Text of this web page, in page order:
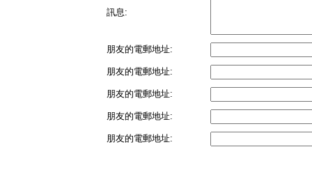
訊息:
朋友的電郵地址:
朋友的電郵地址:
朋友的電郵地址:
朋友的電郵地址:
朋友的電郵地址: